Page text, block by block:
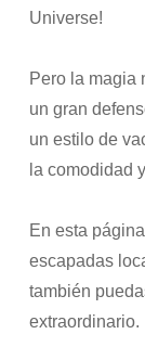
Universe!
Pero la magia
un gran
un estilo de
la comodidad
En esta
escapadas
también
extraordinario.